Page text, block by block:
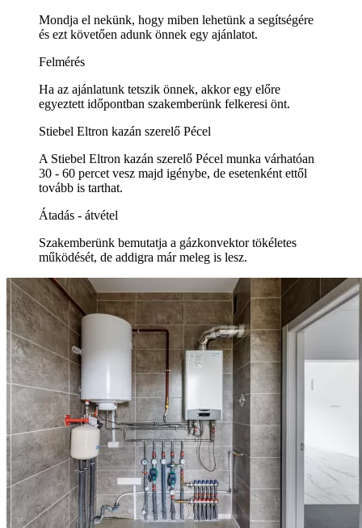
Mondja el nekünk, hogy miben lehetünk a segítségére
és ezt követően adunk önnek egy ajánlatot.
Felmérés
Ha az ajánlatunk tetszik önnek, akkor egy előre
egyeztett időpontban szakemberünk felkeresi önt.
Stiebel Eltron kazán szerelő Pécel
A Stiebel Eltron kazán szerelő Pécel munka várhatóan
30 - 60 percet vesz majd igénybe, de esetenként ettől
tovább is tarthat.
Átadás - átvétel
Szakemberünk bemutatja a gázkonvektor tökéletes
működését, de addigra már meleg is lesz.